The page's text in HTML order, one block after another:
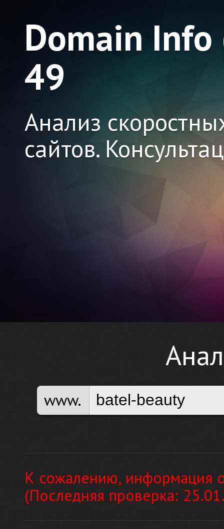
Domain
49
Анализ
сайтов.
www.
К сожалению, информация
(Последняя проверка: